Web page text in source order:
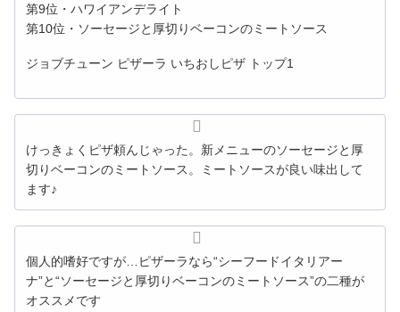
第9位・ハワイアンデライト
第10位・ソーセージと厚切りベーコンのミートソース
ジョブチューン ピザーラ いちおしピザ トップ1
けっきょくピザ頼んじゃった。新メニューのソーセージと厚
切りベーコンのミートソース。ミートソースが良い味出して
ます♪
個人的嗜好ですが…ピザーラなら“シーフードイタリアー
ナ”と“ソーセージと厚切りベーコンのミートソース”の二種が
オススメです